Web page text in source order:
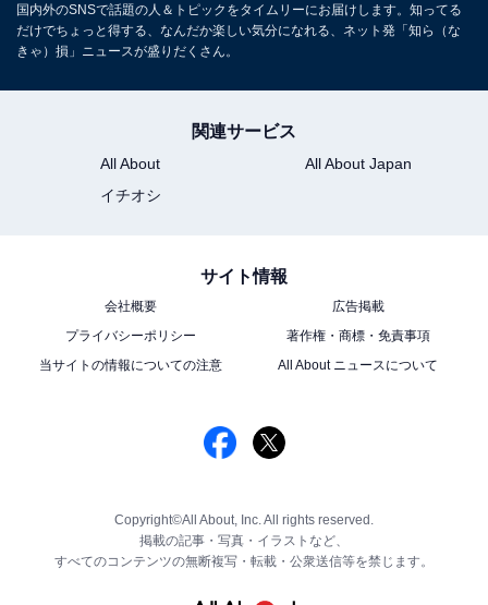
国内外のSNSで話題の人＆トピックをタイムリーにお届けします。知ってる
だけでちょっと得する、なんだか楽しい気分になれる、ネット発「知ら（な
きゃ）損」ニュースが盛りだくさん。
関連サービス
All About
All About Japan
イチオシ
サイト情報
会社概要
広告掲載
プライバシーポリシー
著作権・商標・免責事項
当サイトの情報についての注意
All About ニュースについて
Copyright©All About, Inc. All rights reserved.
掲載の記事・写真・イラストなど、
すべてのコンテンツの無断複写・転載・公衆送信等を禁じます。